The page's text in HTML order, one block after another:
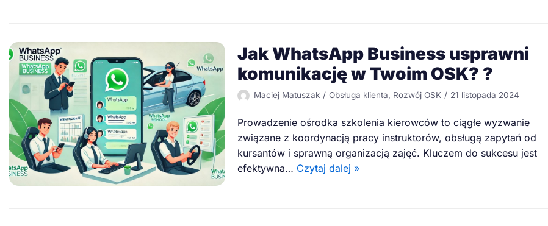
Jak WhatsApp Business usprawni
komunikację w Twoim OSK? ?
Maciej Matuszak Obsługa klienta Rozwój OSK 21 listopada 2024
Prowadzenie ośrodka szkolenia kierowców to ciągłe wyzwanie
związane z koordynacją pracy instruktorów, obsługą zapytań od
kursantów i sprawną organizacją zajęć. Kluczem do sukcesu jest
efektywna… Czytaj dalej »